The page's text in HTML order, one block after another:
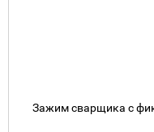
Зажим сварщика с